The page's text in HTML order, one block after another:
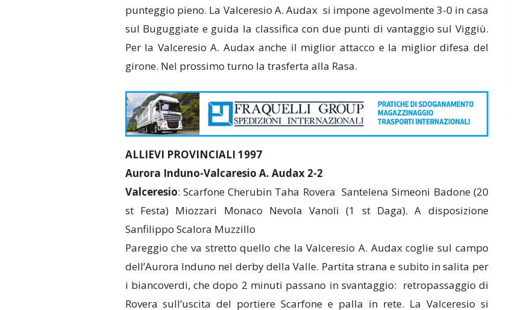
punteggio pieno. La Valceresio A. Audax si impone agevolmente 3-0 in casa
sul Buguggiate e guida la classifica con due punti di vantaggio sul Viggiù.
Per la Valceresio A. Audax anche il miglior attacco e la miglior difesa del
girone. Nel prossimo turno la trasferta alla Rasa.
ALLIEVI PROVINCIALI 1997
Aurora Induno-Valcaresio A. Audax 2-2
Valceresio: Scarfone Cherubin Taha Rovera Santelena Simeoni Badone (20
st Festa) Miozzari Monaco Nevola Vanoli (1 st Daga). A disposizione
Sanfilippo Scalora Muzzillo
Pareggio che va stretto quello che la Valceresio A. Audax coglie sul campo
dell’Aurora Induno nel derby della Valle. Partita strana e subito in salita per
i biancoverdi, che dopo 2 minuti passano in svantaggio: retropassaggio di
Rovera sull’uscita del portiere Scarfone e palla in rete. La Valceresio si